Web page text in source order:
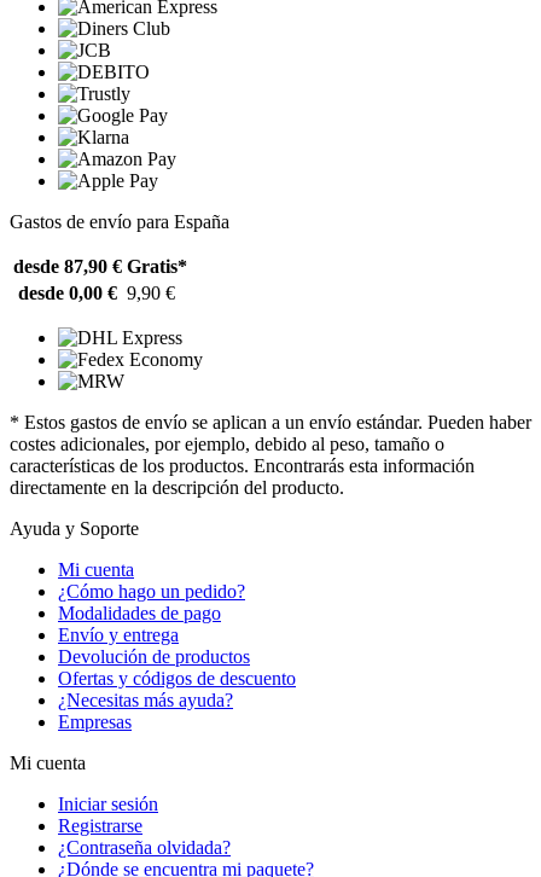
Gastos de envío para España
desde 87,90 € Gratis*
desde 0,00 € 9,90 €
* Estos gastos de envío se aplican a un envío estándar. Pueden haber
costes adicionales, por ejemplo, debido al peso, tamaño o
características de los productos. Encontrarás esta información
directamente en la descripción del producto.
Ayuda y Soporte
Mi cuenta
¿Cómo hago un pedido?
Modalidades de pago
Envío y entrega
Devolución de productos
Ofertas y códigos de descuento
¿Necesitas más ayuda?
Empresas
Mi cuenta
Iniciar sesión
Registrarse
¿Contraseña olvidada?
¿Dónde se encuentra mi paquete?